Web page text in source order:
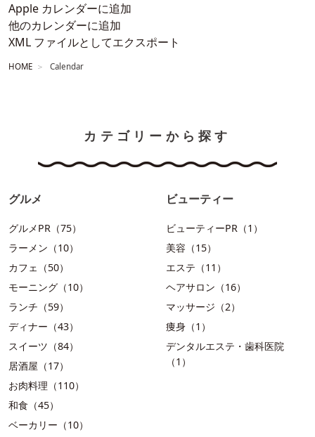
Apple カレンダーに追加
他のカレンダーに追加
XML ファイルとしてエクスポート
HOME Calendar
カテゴリーから探す
グルメ
グルメPR（75）
ラーメン（10）
カフェ（50）
モーニング（10）
ランチ（59）
ディナー（43）
スイーツ（84）
居酒屋（17）
お肉料理（110）
和食（45）
ベーカリー（10）
ビューティー
ビューティーPR（1）
美容（15）
エステ（11）
ヘアサロン（16）
マッサージ（2）
痩身（1）
デンタルエステ・歯科医院
（1）